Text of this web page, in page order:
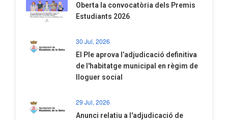
Oberta la convocatòria dels Premis
Estudiants 2026
30 Jul, 2026
El Ple aprova l’adjudicació definitiva
de l'habitatge municipal en règim de
lloguer social
29 Jul, 2026
Anunci relatiu a l'adjudicació de